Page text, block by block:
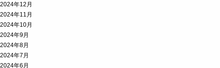
2024年12月
2024年11月
2024年10月
2024年9月
2024年8月
2024年7月
2024年6月